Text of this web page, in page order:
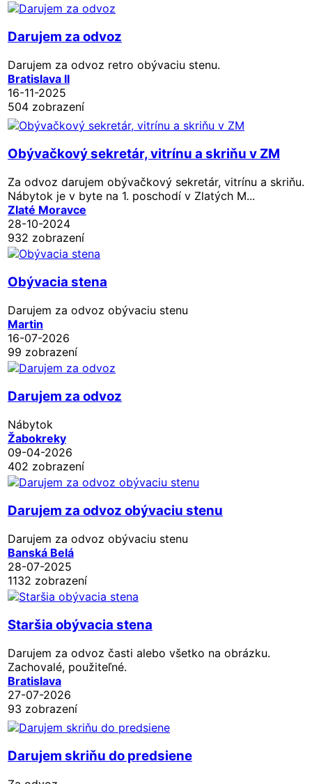
Darujem za odvoz
Darujem za odvoz retro obývaciu stenu.
Bratislava II
16-11-2025
504 zobrazení
Obývačkový sekretár, vitrínu a skriňu v ZM
Za odvoz darujem obývačkový sekretár, vitrínu a skriňu.
Nábytok je v byte na 1. poschodí v Zlatých M...
Zlaté Moravce
28-10-2024
932 zobrazení
Obývacia stena
Darujem za odvoz obývaciu stenu
Martin
16-07-2026
99 zobrazení
Darujem za odvoz
Nábytok
Žabokreky
09-04-2026
402 zobrazení
Darujem za odvoz obývaciu stenu
Darujem za odvoz obývaciu stenu
Banská Belá
28-07-2025
1132 zobrazení
Staršia obývacia stena
Darujem za odvoz časti alebo všetko na obrázku.
Zachovalé, použiteľné.
Bratislava
27-07-2026
93 zobrazení
Darujem skriňu do predsiene